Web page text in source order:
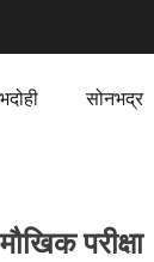
भदोही सोनभद्र
परीक्षा